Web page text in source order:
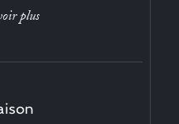
plus